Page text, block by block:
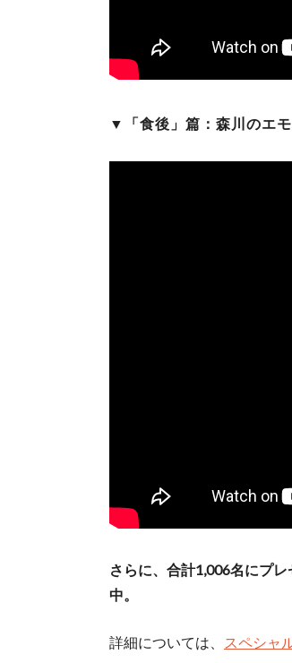
▼「食後」篇：森川のエ
さらに、合計1,006名にプ
中。
詳細については、 スペシャ